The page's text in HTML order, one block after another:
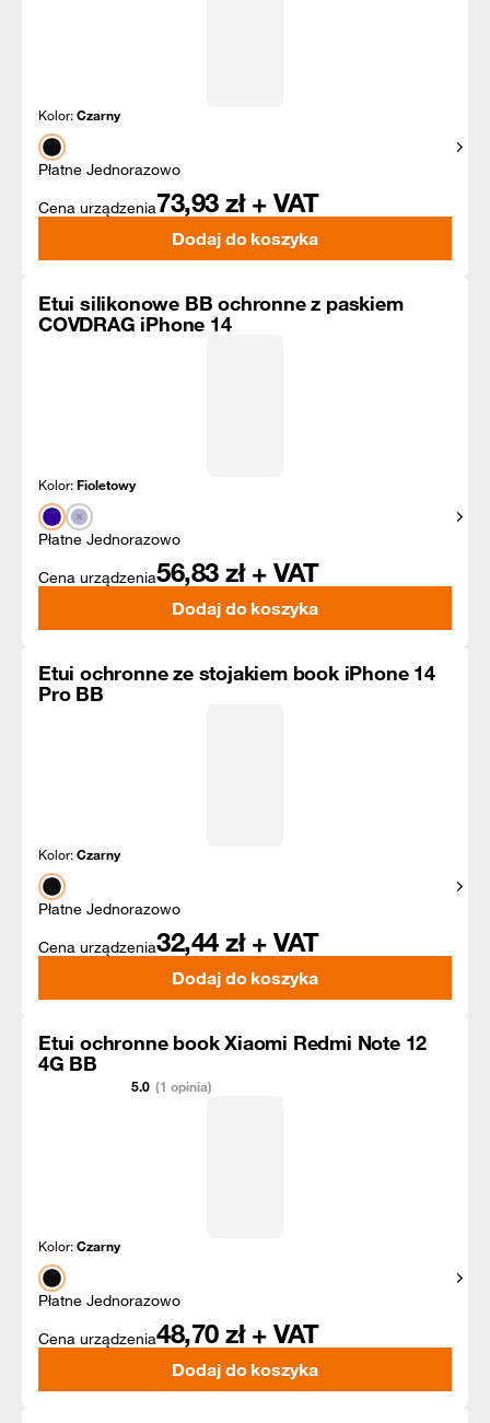
Kolor:Czarny
Płatne Jednorazowo
Cena urządzenia73,93 zł + VAT
Dodaj do koszyka
Etui silikonowe BB ochronne z paskiem
COVDRAG iPhone 14
Kolor:Fioletowy
Płatne Jednorazowo
Cena urządzenia56,83 zł + VAT
Dodaj do koszyka
Etui ochronne ze stojakiem book iPhone 14
Pro BB
Kolor:Czarny
Płatne Jednorazowo
Cena urządzenia32,44 zł + VAT
Dodaj do koszyka
Etui ochronne book Xiaomi Redmi Note 12
4G BB
5.0 (1 opinia)
Kolor:Czarny
Płatne Jednorazowo
Cena urządzenia48,70 zł + VAT
Dodaj do koszyka